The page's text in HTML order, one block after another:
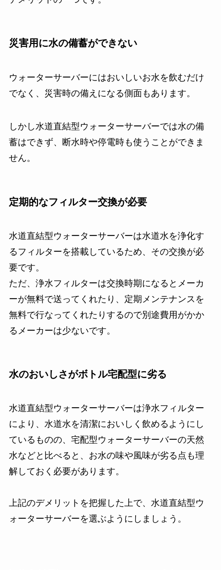
災害用に水の備蓄ができない
ウォーターサーバーにはおいしいお水を飲むだけ
でなく、災害時の備えになる側面もあります。
しかし水道直結型ウォーターサーバーでは水の備
蓄はできず、断水時や停電時も使うことができま
せん。
定期的なフィルター交換が必要
水道直結型ウォーターサーバーは水道水を浄化す
るフィルターを搭載しているため、その交換が必
要です。
ただ、浄水フィルターは交換時期になるとメーカ
ーが無料で送ってくれたり、定期メンテナンスを
無料で行なってくれたりするので別途費用がかか
るメーカーは少ないです。
水のおいしさがボトル宅配型に劣る
水道直結型ウォーターサーバーは浄水フィルター
により、水道水を清潔においしく飲めるようにし
ているものの、宅配型ウォーターサーバーの天然
水などと比べると、お水の味や風味が劣る点も理
解しておく必要があります。
上記のデメリットを把握した上で、水道直結型ウ
ォーターサーバーを選ぶようにしましょう。